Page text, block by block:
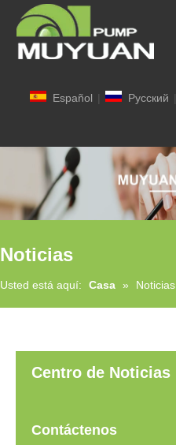
Español | Pусский |
Noticias
Usted está aquí: Casa » Noticias
Centro de Noticias
Contáctenos